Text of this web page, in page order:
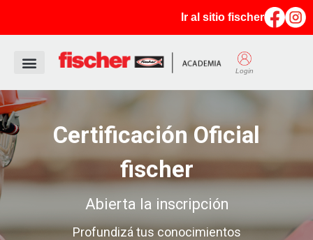
Ir al sitio fischer
Login
Certificación Oficial
fischer
Abierta la inscripción
Profundizá tus conocimientos